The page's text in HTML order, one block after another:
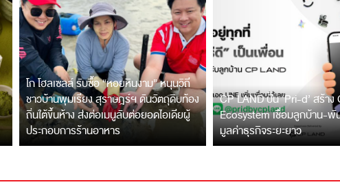
โก โฮลเซลล์ รับซื้อ “หอยหินงาม” หนุนวิถี
ชาวบ้านพุมเรียง สุราษฎร์ฯ ดันวัตถุดิบท้อง
ถิ่นใต้ขึ้นห้าง ส่งต่อเมนูลับต่อยอดไอเดียผู้
ประกอบการร้านอาหาร
CP LAND ปั้น ‘Pri-d’ สร้า
Ecosystem เชื่อมลูกบ้าน-
มูลค่าธุรกิจระยะยาว